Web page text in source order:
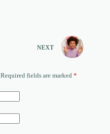
NEXT
Required fields are marked *